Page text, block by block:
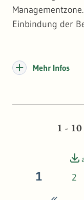
Einbindung der
Anregungen
in einem eigens
Bereiche Plättig,
Buhlbachsee/
das Motto: Natur
Mehr Infos
1 - 10
1 2